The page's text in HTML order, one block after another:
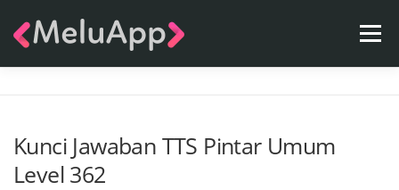
Menu
Kunci Jawaban TTS Pintar Umum
Level 362